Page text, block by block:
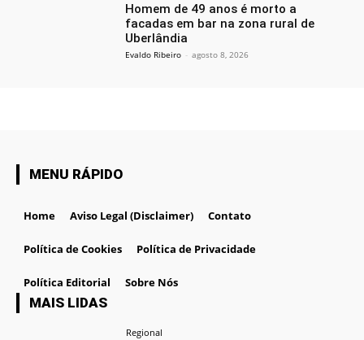
Homem de 49 anos é morto a
facadas em bar na zona rural de
Uberlândia
Evaldo Ribeiro - agosto 8, 2026
MENU RÁPIDO
Home Aviso Legal (Disclaimer) Contato
Política de Cookies Política de Privacidade
Política Editorial Sobre Nós
MAIS LIDAS
Regional